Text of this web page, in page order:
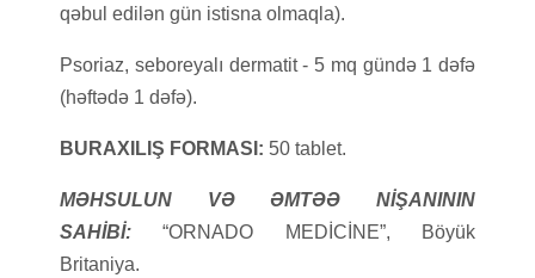
qəbul edilən gün istisna olmaqla).
Psoriaz, seboreyalı dermatit - 5 mq gündə 1 dəfə
(həftədə 1 dəfə).
BURAXILIŞ FORMASI: 50 tablet.
MƏHSULUN VƏ ƏMTƏƏ NİŞANININ
SAHİBİ:
“ORNADO MEDİCİNE”, Böyük
Britaniya.